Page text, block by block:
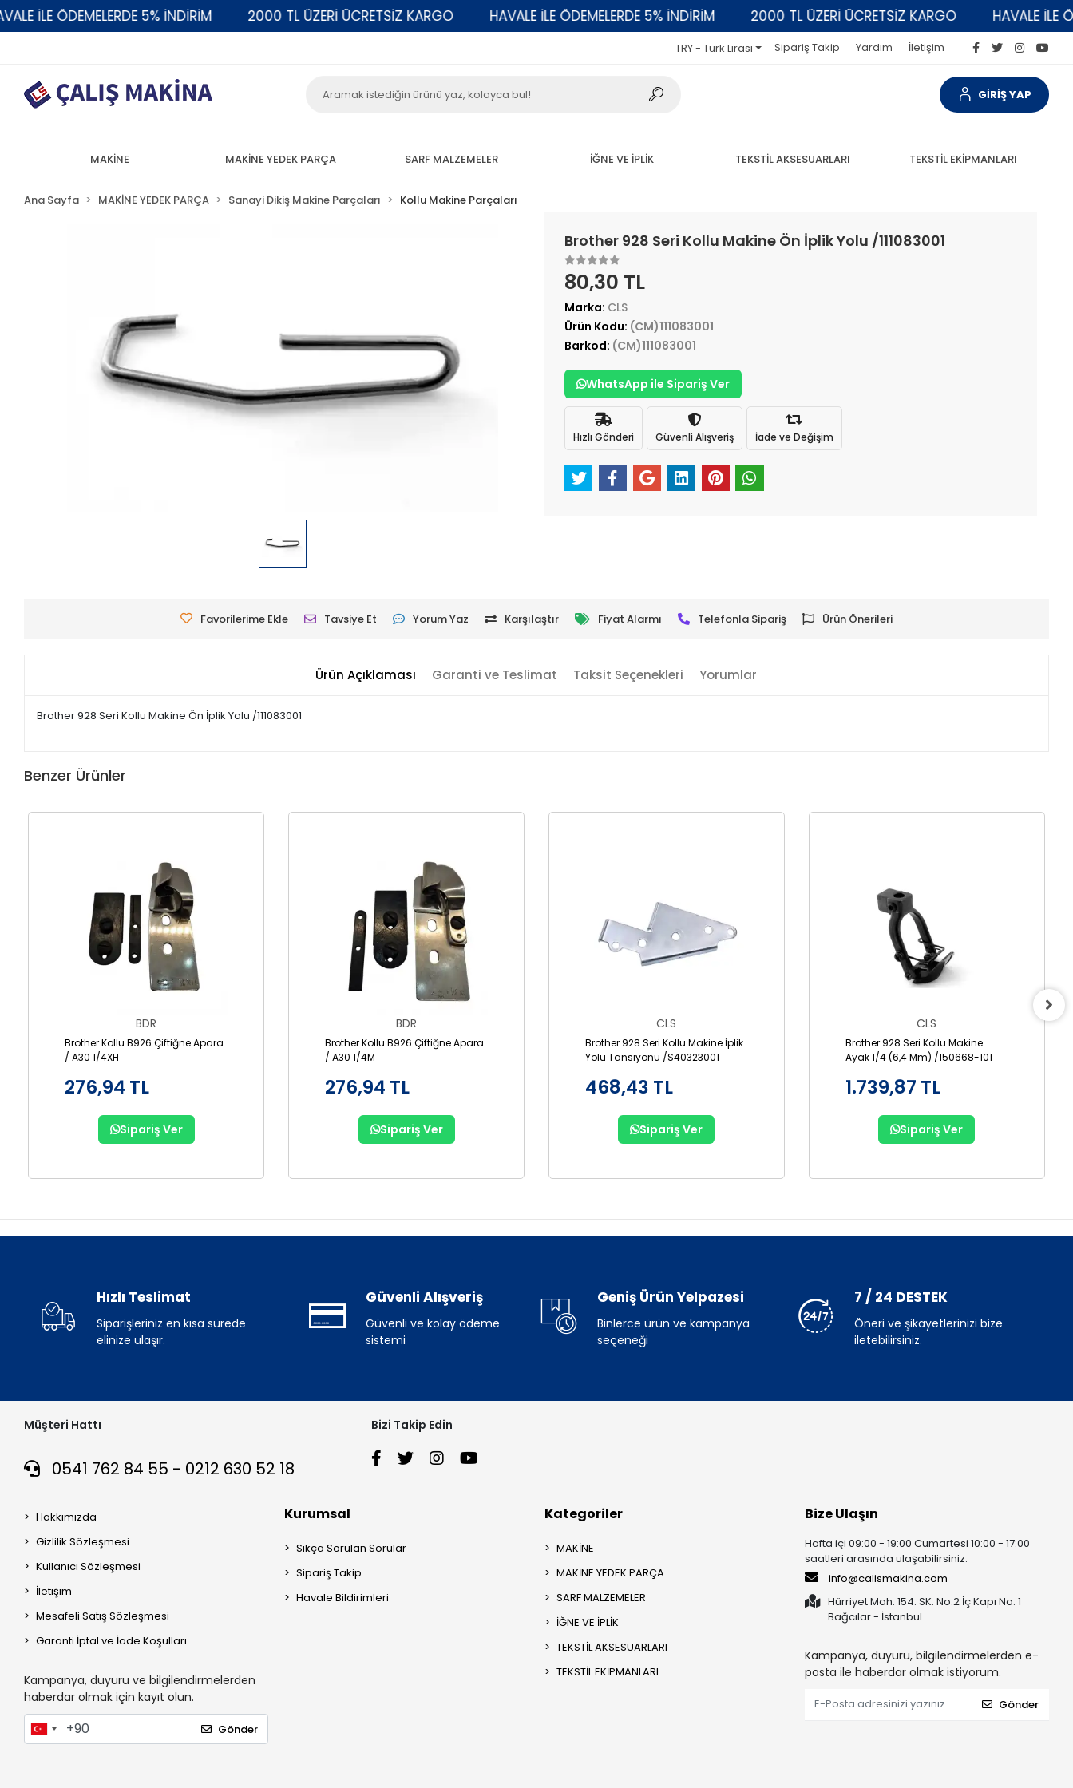
İLE ÖDEMELERDE 5% İNDİRİM 2000 TL ÜZERİ ÜCRETSİZ KARGO HAVALE İLE ÖDEMELERDE 5% İNDİRİM 2000 TL ÜZERİ ÜCRETSİZ KARGO HAVALE İLE
TRY - Türk Lirası Sipariş Takip Yardım İletişim
GİRİŞ YAP
MAKİNE MAKİNE YEDEK PARÇA SARF MALZEMELER İĞNE VE İPLİK TEKSTİL AKSESUARLARI TEKSTİL EKİPMANLARI
Ana Sayfa MAKİNE YEDEK PARÇA Sanayi Dikiş Makine Parçaları Kollu Makine Parçaları
Brother 928 Seri Kollu Makine Ön İplik Yolu /111083001
80,30 TL
Marka: CLS
Ürün Kodu: (CM)111083001
Barkod: (CM)111083001
WhatsApp ile Sipariş Ver
Hızlı Gönderi Güvenli Alışveriş İade ve Değişim
Favorilerime Ekle Tavsiye Et Yorum Yaz Karşılaştır Fiyat Alarmı Telefonla Sipariş Ürün Önerileri
Ürün Açıklaması Garanti ve Teslimat Taksit Seçenekleri Yorumlar
Brother 928 Seri Kollu Makine Ön İplik Yolu /111083001
Benzer Ürünler
BDR
Brother Kollu B926 Çiftiğne Apara
/ A30 1/4XH
276,94 TL
Sipariş Ver
BDR
Brother Kollu B926 Çiftiğne Apara
/ A30 1/4M
276,94 TL
Sipariş Ver
CLS
Brother 928 Seri Kollu Makine İplik
Yolu Tansiyonu /S40323001
468,43 TL
Sipariş Ver
CLS
Brother 928 Seri Kollu Makine
Ayak 1/4 (6,4 Mm) /150668-101
1.739,87 TL
Sipariş Ver
Hızlı Teslimat
Siparişleriniz en kısa sürede
elinize ulaşır.
Güvenli Alışveriş
Güvenli ve kolay ödeme
sistemi
Geniş Ürün Yelpazesi
Binlerce ürün ve kampanya
seçeneği
7 / 24 DESTEK
Öneri ve şikayetlerinizi bize
iletebilirsiniz.
Müşteri Hattı
0541 762 84 55 - 0212 630 52 18
Bizi Takip Edin
Hakkımızda
Gizlilik Sözleşmesi
Kullanıcı Sözleşmesi
İletişim
Mesafeli Satış Sözleşmesi
Garanti İptal ve İade Koşulları
Kampanya, duyuru ve bilgilendirmelerden
haberdar olmak için kayıt olun.
Gönder
Kurumsal
Sıkça Sorulan Sorular
Sipariş Takip
Havale Bildirimleri
Kategoriler
MAKİNE
MAKİNE YEDEK PARÇA
SARF MALZEMELER
İĞNE VE İPLİK
TEKSTİL AKSESUARLARI
TEKSTİL EKİPMANLARI
Bize Ulaşın
Hafta içi 09:00 - 19:00 Cumartesi 10:00 - 17:00
saatleri arasında ulaşabilirsiniz.
info@calismakina.com
Hürriyet Mah. 154. SK. No:2 İç Kapı No: 1
Bağcılar - İstanbul
Kampanya, duyuru, bilgilendirmelerden e-
posta ile haberdar olmak istiyorum.
Gönder